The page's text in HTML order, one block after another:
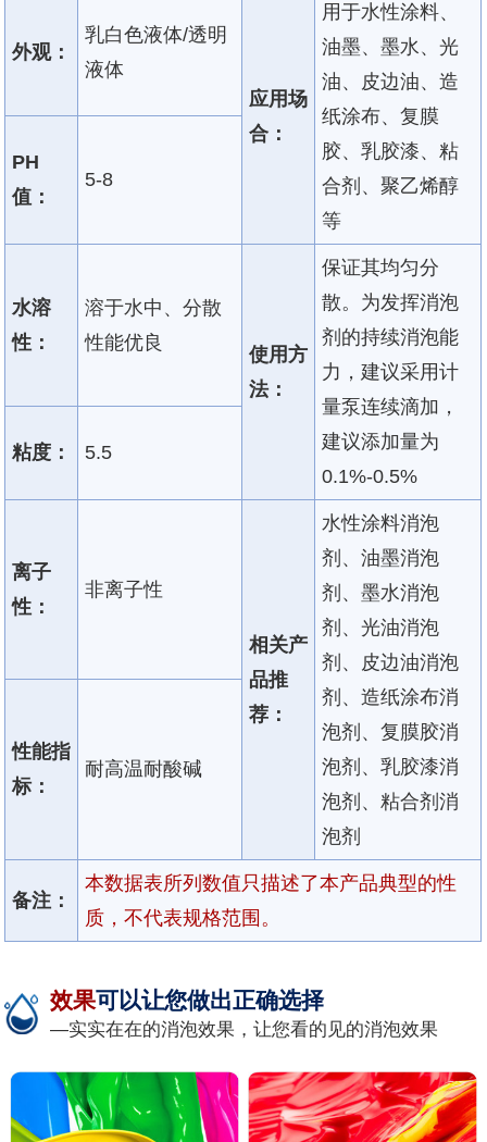
外观：
乳白色液体/透明
液体
应用场
合：
用于水性涂料、
油墨、墨水、光
油、皮边油、造
纸涂布、复膜
胶、乳胶漆、粘
合剂、聚乙烯醇
等
PH
值：
5-8
水溶
性：
溶于水中、分散
性能优良
使用方
法：
保证其均匀分
散。为发挥消泡
剂的持续消泡能
力，建议采用计
量泵连续滴加，
建议添加量为
0.1%-0.5%
粘度： 5.5
离子
性：
非离子性
相关产
品推
荐：
水性涂料消泡
剂、油墨消泡
剂、墨水消泡
剂、光油消泡
剂、皮边油消泡
剂、造纸涂布消
泡剂、复膜胶消
泡剂、乳胶漆消
泡剂、粘合剂消
泡剂
性能指
标：
耐高温耐酸碱
备注：
本数据表所列数值只描述了本产品典型的性
质，不代表规格范围。
效果可以让您做出正确选择
—实实在在的消泡效果，让您看的见的消泡效果